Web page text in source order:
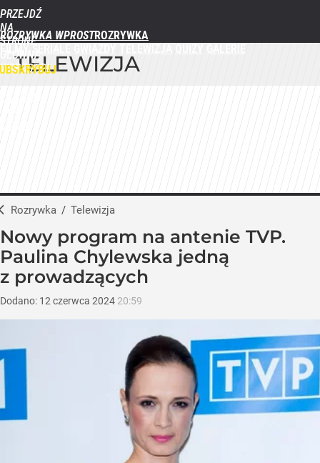
PRZEJDŹ
NA
STRONĘ
GŁÓWNĄ
WPROST.PL
ROZRYWKA WPROST
TELEWIZJA
Rozrywka / Telewizja
Nowy program na antenie TVP.
Paulina Chylewska jedną
z prowadzących
Dodano: 12 czerwca 2024 20:59